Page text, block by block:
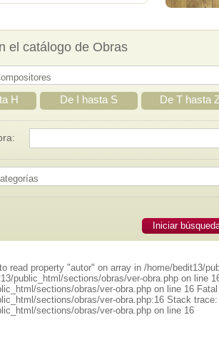
el catálogo de Obras
H De I hasta S De T hasta
Iniciar
read property "autor" on array in /home/bedit13/
public_html/sections/obras/ver-obra.php on line
sections/obras/ver-obra.php on line 16
sections/obras/ver-obra.php:16 Stack
sections/obras/ver-obra.php on line 16